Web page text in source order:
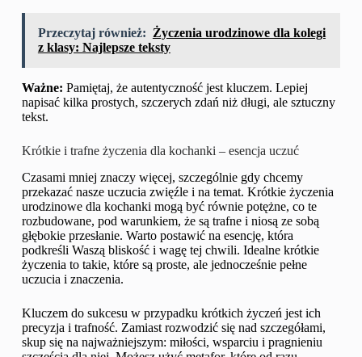
Przeczytaj również: Życzenia urodzinowe dla kolegi
z klasy: Najlepsze teksty
Ważne: Pamiętaj, że autentyczność jest kluczem. Lepiej
napisać kilka prostych, szczerych zdań niż długi, ale sztuczny
tekst.
Krótkie i trafne życzenia dla kochanki – esencja uczuć
Czasami mniej znaczy więcej, szczególnie gdy chcemy
przekazać nasze uczucia zwięźle i na temat. Krótkie życzenia
urodzinowe dla kochanki mogą być równie potężne, co te
rozbudowane, pod warunkiem, że są trafne i niosą ze sobą
głębokie przesłanie. Warto postawić na esencję, która
podkreśli Waszą bliskość i wagę tej chwili. Idealne krótkie
życzenia to takie, które są proste, ale jednocześnie pełne
uczucia i znaczenia.
Kluczem do sukcesu w przypadku krótkich życzeń jest ich
precyzja i trafność. Zamiast rozwodzić się nad szczegółami,
skup się na najważniejszym: miłości, wsparciu i pragnieniu